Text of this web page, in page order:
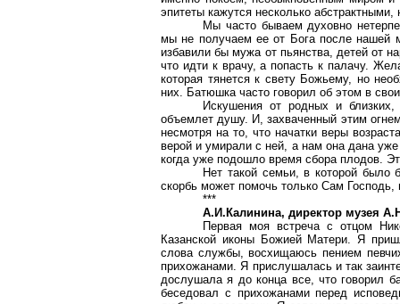
эпитеты кажутся несколько
Мы часто бываем духовно
мы не получаем ее от Бога после нашей
избавили бы мужа от пьянства, детей от
что идти к врачу, а попасть к палачу.
которая тянется к свету Божьему, но
них. Батюшка часто говорил об этом в
Искушения от родных и
объемлет душу. И, захваченный этим
несмотря на то, что начатки веры
верой и умирали с ней, а нам она дана
когда уже подошло время сбора плодов.
Нет такой семьи, в которой было
скорбь может помочь только Сам
***
А.И.Калинина, директор музея
Первая моя встреча с отцом
Казанской иконы Божией Матери. Я
слова службы, восхищаюсь пением
прихожанами. Я прислушалась и так
дослушала я до конца все, что говорил
беседовал с прихожанами перед